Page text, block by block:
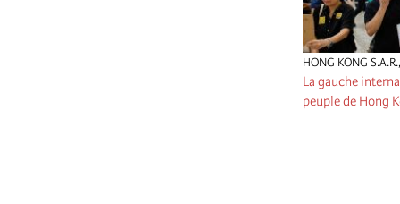
HONG KONG
La gauche
peuple de Hong